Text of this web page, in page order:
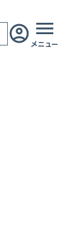
メニュー